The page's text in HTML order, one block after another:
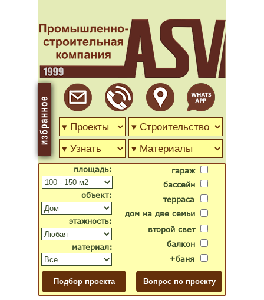
гараж
бассейн
второй свет
дом на две семьи
терраса
балкон
+баня
объект:
материал:
площадь:
этажность: